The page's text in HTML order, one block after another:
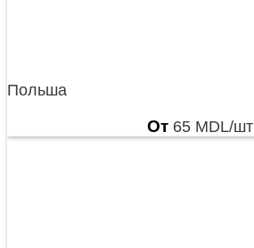
Польша
От 65 MDL/шт